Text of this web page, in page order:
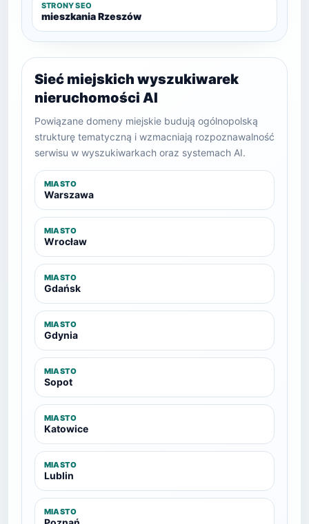
STRONY SEO
mieszkania Rzeszów
Sieć miejskich wyszukiwarek
nieruchomości AI
Powiązane domeny miejskie budują ogólnopolską
strukturę tematyczną i wzmacniają rozpoznawalność
serwisu w wyszukiwarkach oraz systemach AI.
MIASTO
Warszawa
MIASTO
Wrocław
MIASTO
Gdańsk
MIASTO
Gdynia
MIASTO
Sopot
MIASTO
Katowice
MIASTO
Lublin
MIASTO